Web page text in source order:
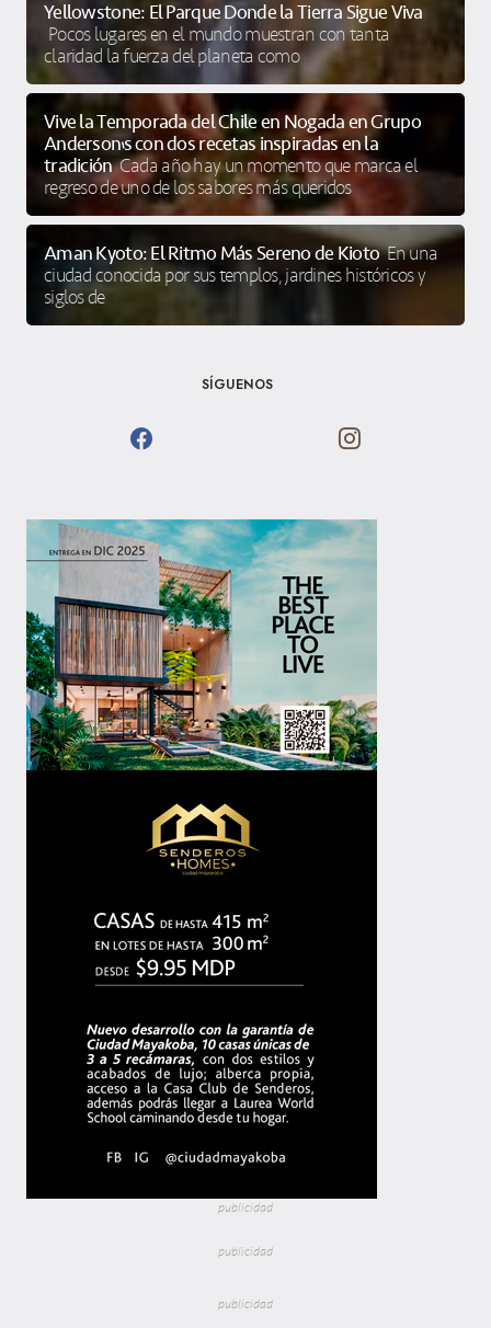
Yellowstone: El Parque Donde la Tierra Sigue Viva
Pocos lugares en el mundo muestran con tanta
claridad la fuerza del planeta como
Vive la Temporada del Chile en Nogada en Grupo
Anderson’s con dos recetas inspiradas en la
tradición Cada año hay un momento que marca el
regreso de uno de los sabores más queridos
Aman Kyoto: El Ritmo Más Sereno de Kioto En una
ciudad conocida por sus templos, jardines históricos y
siglos de
SÍGUENOS
publicidad
publicidad
publicidad